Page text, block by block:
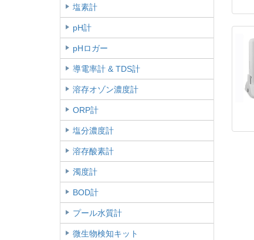
塩素計
pH計
pHロガー
導電率計 & TDS計
溶存オゾン濃度計
ORP計
塩分濃度計
溶存酸素計
濁度計
BOD計
プール水質計
微生物検知キット